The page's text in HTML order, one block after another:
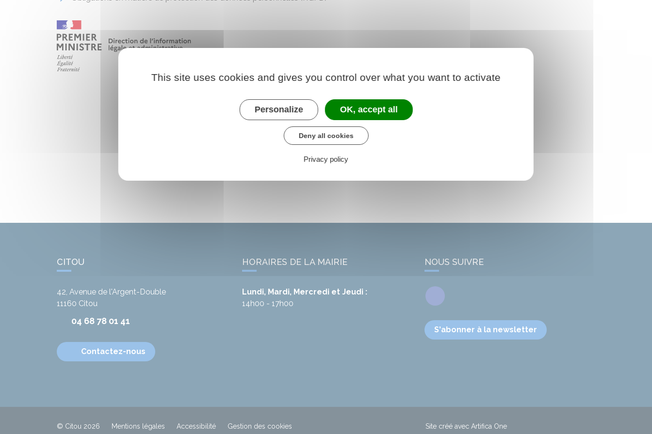
CITOU
42, Avenue de l'Argent-Double
11160 Citou
04 68 78 01 41
Contactez-nous
HORAIRES DE LA MAIRIE
Lundi, Mardi, Mercredi et Jeudi :
14h00 - 17h00
NOUS SUIVRE
Facebook
S'abonner à la newsletter
© Citou 2026 Mentions légales Accessibilité Gestion des cookies Site créé avec Artifica One
This site uses cookies and gives you control over what you want to activate
Personalize OK, accept all
Deny all cookies
Privacy policy